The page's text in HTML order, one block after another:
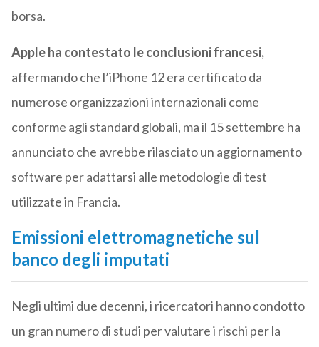
borsa.
Apple ha contestato le conclusioni francesi,
affermando che l’iPhone 12 era certificato da
numerose organizzazioni internazionali come
conforme agli standard globali, ma il 15 settembre ha
annunciato che avrebbe rilasciato un aggiornamento
software per adattarsi alle metodologie di test
utilizzate in Francia.
Emissioni elettromagnetiche sul
banco degli imputati
Negli ultimi due decenni, i ricercatori hanno condotto
un gran numero di studi per valutare i rischi per la